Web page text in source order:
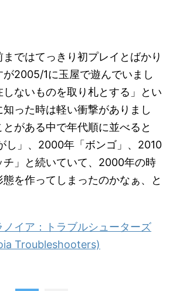
ではてっきり初プレイとばかり
2005/1に玉屋で遊んでいまし
ないものを取り札とする」とい
知った時は軽い衝撃がありまし
がある中で年代順に並べると
し」、2000年「ボンゴ」、2010
チ」と続いていて、2000年の時
を作ってしまったのかなぁ、と
イア：トラブルシューターズ
Troubleshooters)